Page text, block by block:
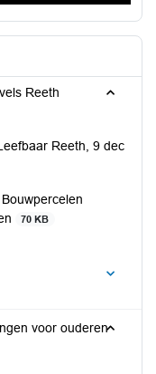
Reeth
Reeth, 9 dec
70 KB
voor ouderen